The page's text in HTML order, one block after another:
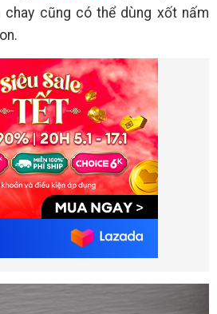
chay cũng có thể dùng xốt nấm